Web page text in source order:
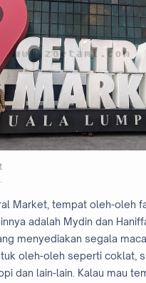
Market, tempat oleh-oleh
adalah Mydin dan
menyediakan segala
oleh-oleh seperti coklat,
dan lain-lain. Kalau mau